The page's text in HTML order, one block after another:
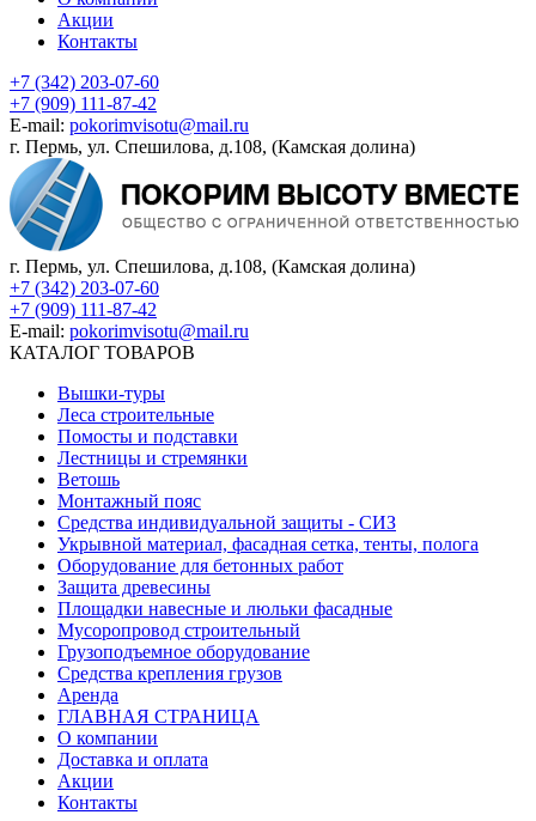
Акции
Контакты
+7 (342) 203-07-60
+7 (909) 111-87-42
E-mail: pokorimvisotu@mail.ru
г. Пермь, ул. Спешилова, д.108, (Камская долина)
г. Пермь, ул. Спешилова, д.108, (Камская долина)
+7 (342) 203-07-60
+7 (909) 111-87-42
E-mail: pokorimvisotu@mail.ru
КАТАЛОГ ТОВАРОВ
Вышки-туры
Леса строительные
Помосты и подставки
Лестницы и стремянки
Ветошь
Монтажный пояс
Средства индивидуальной защиты - СИЗ
Укрывной материал, фасадная сетка, тенты, полога
Оборудование для бетонных работ
Защита древесины
Площадки навесные и люльки фасадные
Мусоропровод строительный
Грузоподъемное оборудование
Средства крепления грузов
Аренда
ГЛАВНАЯ СТРАНИЦА
О компании
Доставка и оплата
Акции
Контакты